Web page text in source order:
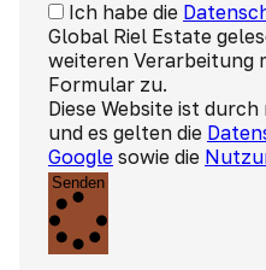
Ich habe die
Global Riel Estate
weiteren Verarbeitung
Formular zu.
Diese Website ist
und es gelten die
Google sowie die
Senden